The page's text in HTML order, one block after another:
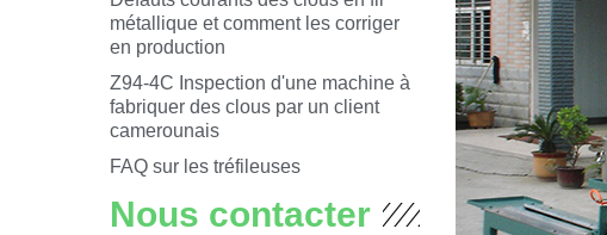
métallique et comment les corriger
en production
Z94-4C Inspection d'une machine à
fabriquer des clous par un client
camerounais
FAQ sur les tréfileuses
Nous contacter